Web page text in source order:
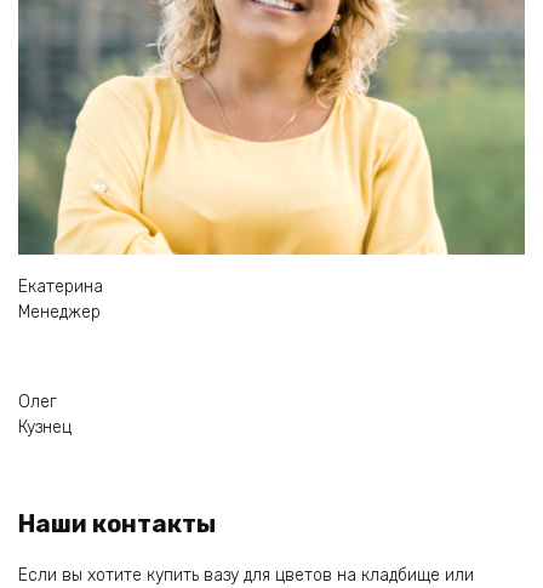
Екатерина
Менеджер
Олег
Кузнец
Наши контакты
Если вы хотите купить вазу для цветов на кладбище или